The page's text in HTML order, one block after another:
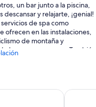
un bar junto a la piscina,
y relajarte, ¡genial!
de spa como
ofrecen en las instalaciones,
de montaña y
las zonas comunes. También
con tumbonas y